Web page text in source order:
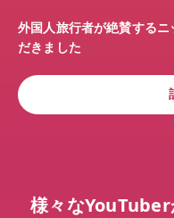
外国人旅行者が絶賛する
だきました
様々なYouTuber